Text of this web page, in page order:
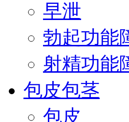
早泄
勃起功能
射精功能
包皮包茎
包皮